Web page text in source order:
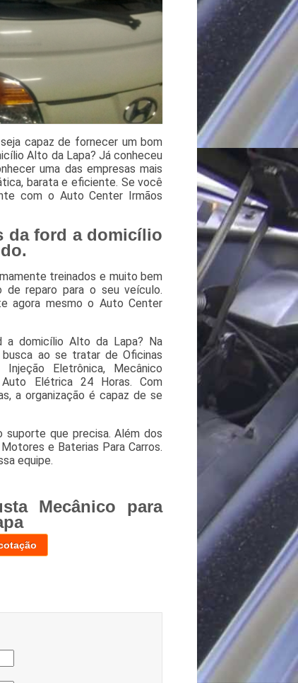
capaz de fornecer um bom
Alto da Lapa? Já conheceu
uma das empresas mais
barata e eficiente. Se você
com o Auto Center Irmãos
da ford a domicílio
treinados e muito bem
de reparo para o seu veículo.
agora mesmo o Auto Center
a domicílio Alto da Lapa? Na
ao se tratar de Oficinas
Eletrônica, Mecânico
Elétrica 24 Horas. Com
a organização é capaz de se
que precisa. Além dos
e Baterias Para Carros.
equipe.
Mecânico para